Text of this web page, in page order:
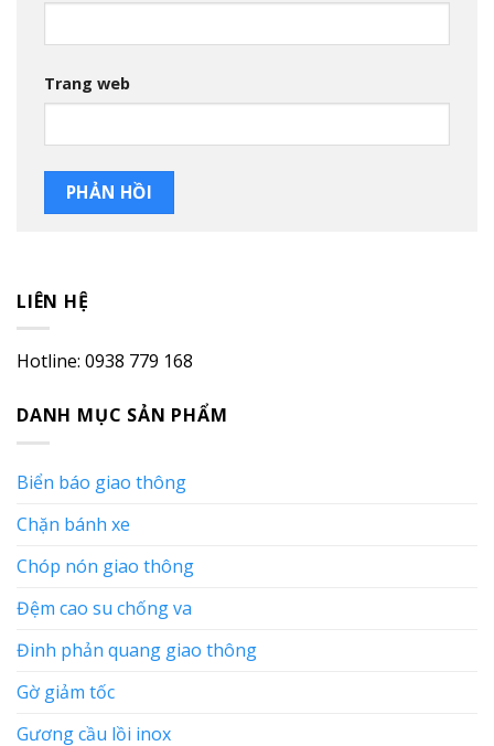
Trang web
LIÊN HỆ
Hotline: 0938 779 168
DANH MỤC SẢN PHẨM
Biển báo giao thông
Chặn bánh xe
Chóp nón giao thông
Đệm cao su chống va
Đinh phản quang giao thông
Gờ giảm tốc
Gương cầu lồi inox